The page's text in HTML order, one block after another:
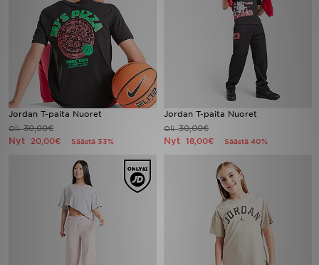
Jordan T-paita Nuoret
Oli30,00€
Nyt 20,00€ Säästä 33%
Jordan T-paita Nuoret
Oli30,00€
Nyt 18,00€ Säästä 40%
Minun JD
Minun viestini
Asiakaspalvelu ja tietoa